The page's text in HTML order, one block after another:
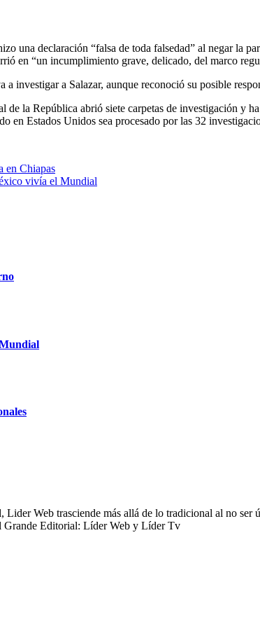
una declaración “falsa de toda falsedad” al negar la
en “un incumplimiento grave, delicado, del marco
investigar a Salazar, aunque reconoció su posible
la República abrió siete carpetas de investigación y
en Estados Unidos sea procesado por las 32
en Chiapas
vivía el Mundial
Web trasciende más allá de lo tradicional al no ser
Grande Editorial: Líder Web y Líder Tv